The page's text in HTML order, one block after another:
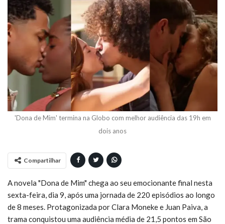
'Dona de Mim' termina na Globo com melhor audiência das 19h em
dois anos
Compartilhar
A novela "Dona de Mim" chega ao seu emocionante final nesta
sexta-feira, dia 9, após uma jornada de 220 episódios ao longo
de 8 meses. Protagonizada por Clara Moneke e Juan Paiva, a
trama conquistou uma audiência média de 21,5 pontos em São